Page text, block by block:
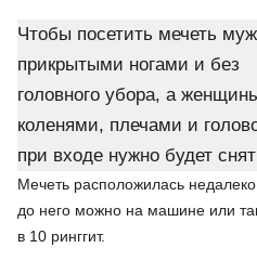
Чтобы посетить мечеть
прикрытыми ногами и без
головного убора, а
коленями, плечами и
при входе нужно будет
Мечеть расположилась
до него можно на машине или
в 10 ринггит.